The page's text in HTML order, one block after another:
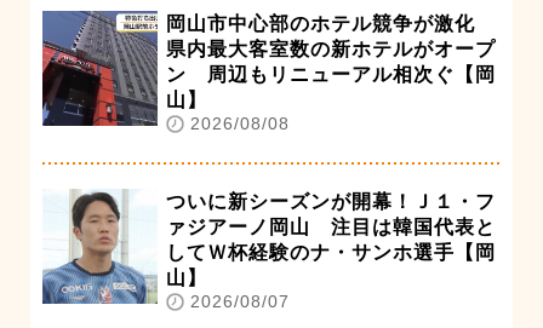
岡山市中心部のホテル競争が激化
県内最大客室数の新ホテルがオープ
ン 周辺もリニューアル相次ぐ【岡
山】
2026/08/08
ついに新シーズンが開幕！Ｊ１・フ
ァジアーノ岡山 注目は韓国代表と
してＷ杯経験のナ・サンホ選手【岡
山】
2026/08/07